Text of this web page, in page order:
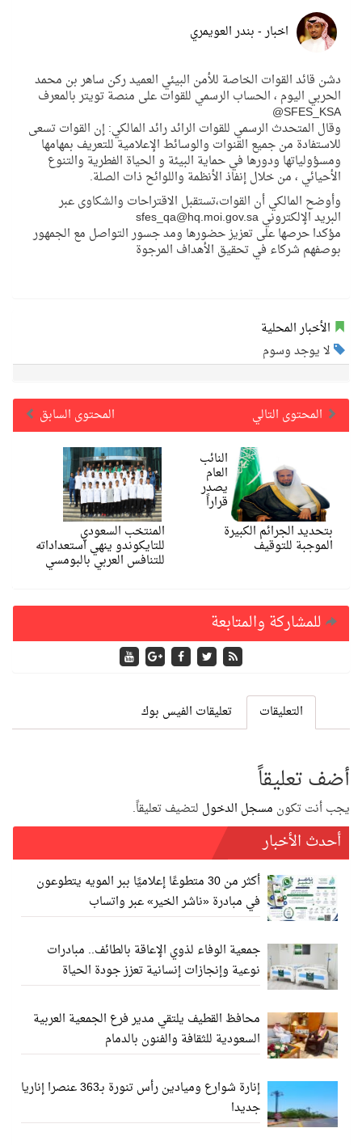
اخبار - بندر العويمري
دشن قائد القوات الخاصة للأمن البيئي العميد ركن ساهر بن محمد
الحربي اليوم ، الحساب الرسمي للقوات على منصة تويتر بالمعرف
SFES_KSA@
وقال المتحدث الرسمي للقوات الرائد رائد المالكي: إن القوات تسعى
للاستفادة من جميع القنوات والوسائط الإعلامية للتعريف بمهامها
ومسؤولياتها ودورها في حماية البيئة و الحياة الفطرية والتنوع
الأحيائي ، من خلال إنفاذ الأنظمة واللوائح ذات الصلة.
وأوضح المالكي أن القوات،تستقبل الاقتراحات والشكاوى عبر
البريد الإلكتروني sfes_qa@hq.moi.gov.sa
مؤكدا حرصها على تعزيز حضورها ومد جسور التواصل مع الجمهور
بوصفهم شركاء في تحقيق الأهداف المرجوة
الأخبار المحلية
لا يوجد وسوم
المحتوى السابق المحتوى التالي
المنتخب السعودي
للتايكوندو ينهي استعداداته
للتنافس العربي بالبومسي
النائب
العام
يصدر
قراراً
بتحديد الجرائم الكبيرة
الموجبة للتوقيف
للمشاركة والمتابعة
التعليقات تعليقات الفيس بوك
أضف تعليقاً
يجب أنت تكون مسجل الدخول لتضيف تعليقاً.
أحدث الأخبار
أكثر من 30 متطوعًا إعلاميًا ببر المويه يتطوعون
في مبادرة «ناشر الخير» عبر واتساب
جمعية الوفاء لذوي الإعاقة بالطائف.. مبادرات
نوعية وإنجازات إنسانية تعزز جودة الحياة
محافظ القطيف يلتقي مدير فرع الجمعية العربية
السعودية للثقافة والفنون بالدمام
إنارة شوارع وميادين رأس تنورة بـ363 عنصرا إناريا
جديدا